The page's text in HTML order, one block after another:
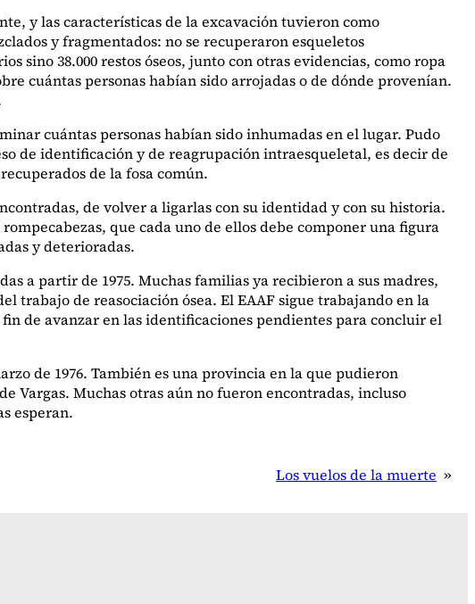
y las características de la excavación tuvieron como
y fragmentados: no se recuperaron esqueletos
sino 38.000 restos óseos, junto con otras evidencias, como ropa
cuántas personas habían sido arrojadas o de dónde provenían.
cuántas personas habían sido inhumadas en el lugar. Pudo
de identificación y de reagrupación intraesqueletal, es decir de
de la fosa común.
de volver a ligarlas con su identidad y con su historia.
que cada uno de ellos debe componer una figura
y deterioradas.
a partir de 1975. Muchas familias ya recibieron a sus madres,
trabajo de reasociación ósea. El EAAF sigue trabajando en la
de avanzar en las identificaciones pendientes para concluir el
de 1976. También es una provincia en la que pudieron
Vargas. Muchas otras aún no fueron encontradas, incluso
esperan.
Los vuelos de la muerte »